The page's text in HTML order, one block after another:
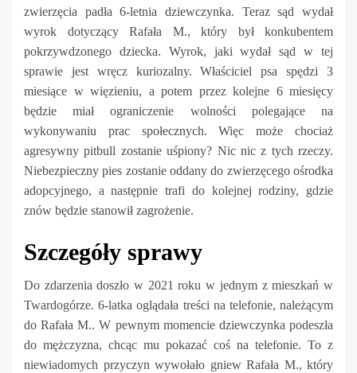
zwierzęcia padła 6-letnia dziewczynka. Teraz sąd wydał
wyrok dotyczący Rafała M., który był konkubentem
pokrzywdzonego dziecka. Wyrok, jaki wydał sąd w tej
sprawie jest wręcz kuriozalny. Właściciel psa spędzi 3
miesiące w więzieniu, a potem przez kolejne 6 miesięcy
będzie miał ograniczenie wolności polegające na
wykonywaniu prac społecznych. Więc może chociaż
agresywny pitbull zostanie uśpiony? Nic nic z tych rzeczy.
Niebezpieczny pies zostanie oddany do zwierzęcego ośrodka
adopcyjnego, a następnie trafi do kolejnej rodziny, gdzie
znów będzie stanowił zagrożenie.
Szczegóły sprawy
Do zdarzenia doszło w 2021 roku w jednym z mieszkań w
Twardogórze. 6-latka oglądała treści na telefonie, należącym
do Rafała M.. W pewnym momencie dziewczynka podeszła
do mężczyzna, chcąc mu pokazać coś na telefonie. To z
niewiadomych przyczyn wywołało gniew Rafała M., który